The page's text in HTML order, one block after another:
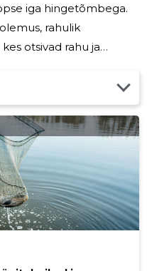
iga hingetõmbega.
rahulik
otsivad rahu ja
olla ülekohtune.
pelgupaika, kus ainus
Liikluse, sireenide ja
teil lõõgastuda
ja